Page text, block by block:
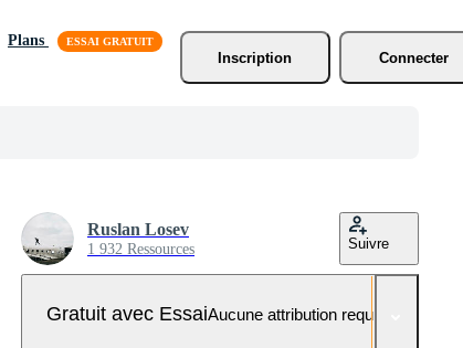
Plans
Inscription
Connecter
Ruslan Losev
1 932 Ressources Suivre
Gratuit avec EssaiAucune attribution requise